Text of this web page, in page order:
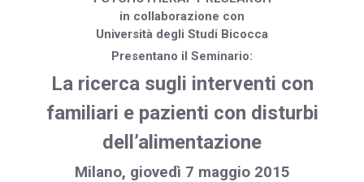
in collaborazione con
Università degli Studi Bicocca
Presentano il Seminario:
La ricerca sugli interventi con
familiari e pazienti con disturbi
dell’alimentazione
Milano, giovedì 7 maggio 2015